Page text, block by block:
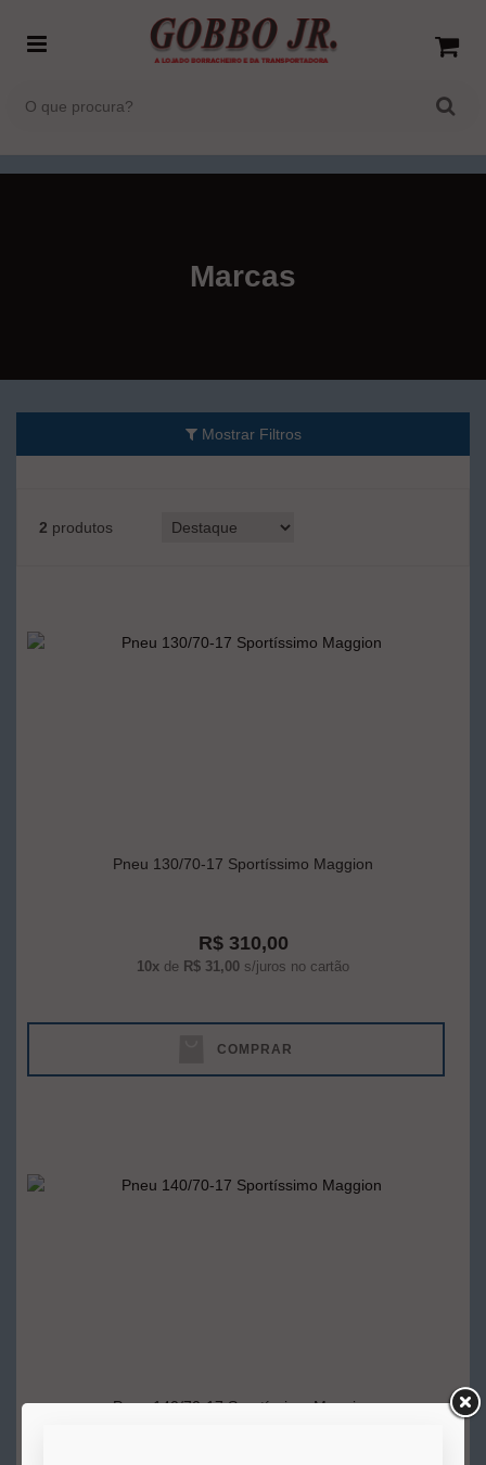
Marcas
Mostrar Filtros
2 produtos
Pneu 130/70-17 Sportíssimo Maggion
R$ 310,00
10x de R$ 31,00 s/juros no cartão
COMPRAR
Pneu 140/70-17 Sportíssimo Maggion